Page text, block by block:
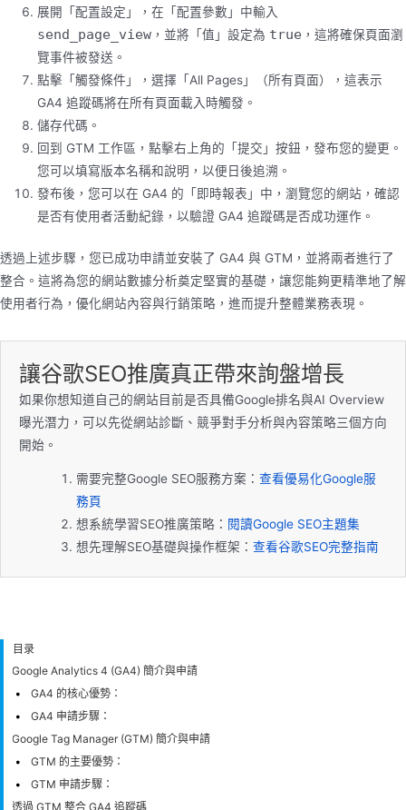
展開「配置設定」，在「配置參數」中輸入
send_page_view ，並將「值」設定為 true ，這將確保頁面瀏
覽事件被發送。
點擊「觸發條件」，選擇「All Pages」（所有頁面），這表示
GA4 追蹤碼將在所有頁面載入時觸發。
儲存代碼。
回到 GTM 工作區，點擊右上角的「提交」按鈕，發布您的變更。
您可以填寫版本名稱和說明，以便日後追溯。
發布後，您可以在 GA4 的「即時報表」中，瀏覽您的網站，確認
是否有使用者活動紀錄，以驗證 GA4 追蹤碼是否成功運作。
透過上述步驟，您已成功申請並安裝了 GA4 與 GTM，並將兩者進行了
整合。這將為您的網站數據分析奠定堅實的基礎，讓您能夠更精準地了解
使用者行為，優化網站內容與行銷策略，進而提升整體業務表現。
讓谷歌SEO推廣真正帶來詢盤增長
如果你想知道自己的網站目前是否具備Google排名與AI Overview
曝光潛力，可以先從網站診斷、競爭對手分析與內容策略三個方向
開始。
需要完整Google SEO服務方案：查看優易化Google服
務頁
想系統學習SEO推廣策略： 閱讀Google SEO主題集
想先理解SEO基礎與操作框架：查看谷歌SEO完整指南
目录
Google Analytics 4 (GA4) 簡介與申請
GA4 的核心優勢：
GA4 申請步驟：
Google Tag Manager (GTM) 簡介與申請
GTM 的主要優勢：
GTM 申請步驟：
透過 GTM 整合 GA4 追蹤碼